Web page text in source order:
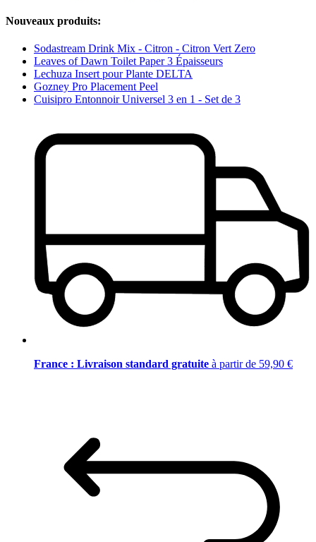
Nouveaux produits:
Sodastream Drink Mix - Citron - Citron Vert Zero
Leaves of Dawn Toilet Paper 3 Épaisseurs
Lechuza Insert pour Plante DELTA
Gozney Pro Placement Peel
Cuisipro Entonnoir Universel 3 en 1 - Set de 3
France : Livraison standard gratuite à partir de 59,90 €